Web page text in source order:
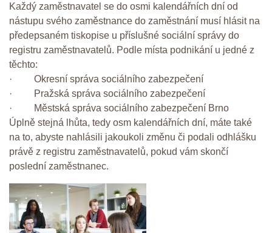
Každý zaměstnavatel se do osmi kalendářních dní od
nástupu svého zaměstnance do zaměstnání musí hlásit na
předepsaném tiskopise u příslušné sociální správy do
registru zaměstnavatelů. Podle místa podnikání u jedné z
těchto:
· Okresní správa sociálního zabezpečení
· Pražská správa sociálního zabezpečení
· Městská správa sociálního zabezpečení Brno
Úplně stejná lhůta, tedy osm kalendářních dní, máte také
na to, abyste nahlásili jakoukoli změnu či podali odhlášku
právě z registru zaměstnavatelů, pokud vám skončí
poslední zaměstnanec.